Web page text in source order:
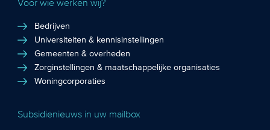
Voor wie werken wij?
Bedrijven
Universiteiten & kennisinstellingen
Gemeenten & overheden
Zorginstellingen & maatschappelijke organisaties
Woningcorporaties
Subsidienieuws in uw mailbox